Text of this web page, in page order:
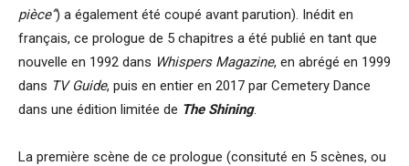
pièce”) a également été coupé avant parution). Inédit en
français, ce prologue de 5 chapitres a été publié en tant que
nouvelle en 1992 dans Whispers Magazine, en abrégé en 1999
dans TV Guide, puis en entier en 2017 par Cemetery Dance
dans une édition limitée de The Shining.
La première scène de ce prologue (consituté en 5 scènes, ou